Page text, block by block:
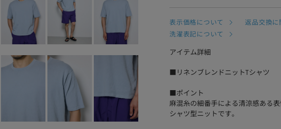
表示価格について 返品交換に
洗濯表記について
アイテム詳細
■リネンブレンドニットTシャツ
■ポイント
麻混糸の細番手による清涼感ある
シャツ型ニットです。